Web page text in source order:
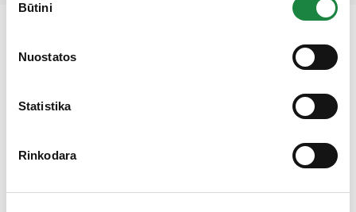
pasirinkimas
Būtini
Nuostatos
Statistika
Rinkodara
Gauk 10% nuolaidą!